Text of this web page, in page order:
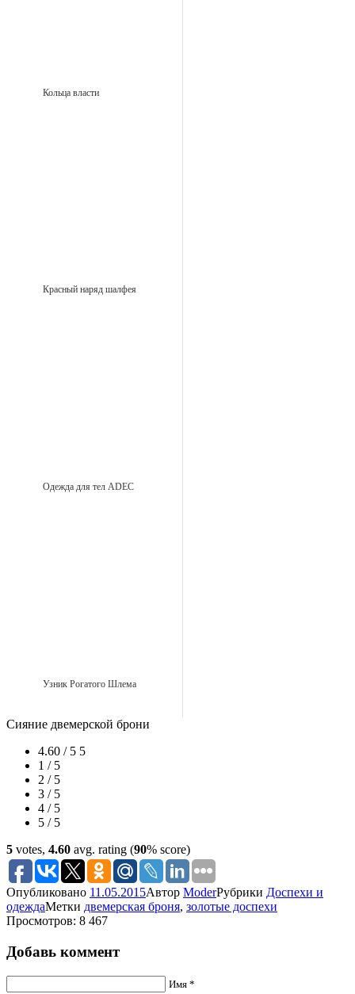
Кольца власти
Красный наряд шалфея
Одежда для тел ADEC
Узник Рогатого Шлема
Сияние двемерской брони
4.60 / 5 5
1 / 5
2 / 5
3 / 5
4 / 5
5 / 5
5 votes, 4.60 avg. rating (90% score)
Опубликовано 11.05.2015Автор ModerРубрики Доспехи и
одеждаМетки двемерская броня, золотые доспехи
Просмотров: 8 467
Добавь коммент
Имя *